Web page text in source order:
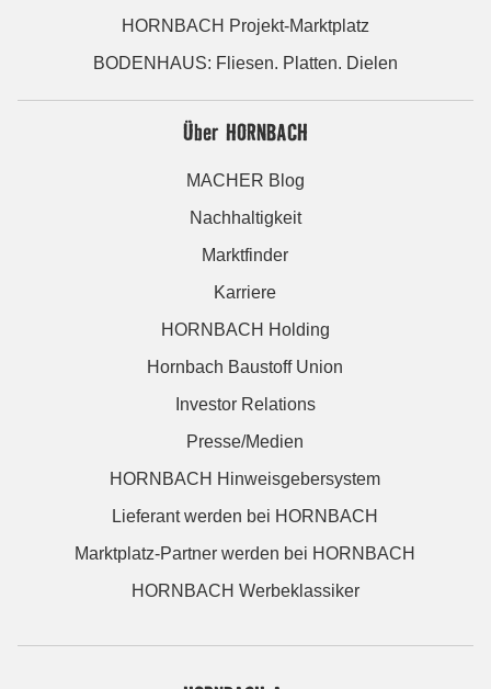
HORNBACH Projekt-Marktplatz
BODENHAUS: Fliesen. Platten. Dielen
Über HORNBACH
MACHER Blog
Nachhaltigkeit
Marktfinder
Karriere
HORNBACH Holding
Hornbach Baustoff Union
Investor Relations
Presse/Medien
HORNBACH Hinweisgebersystem
Lieferant werden bei HORNBACH
Marktplatz-Partner werden bei HORNBACH
HORNBACH Werbeklassiker